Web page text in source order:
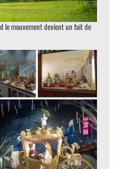
le mouvement devient un fait de